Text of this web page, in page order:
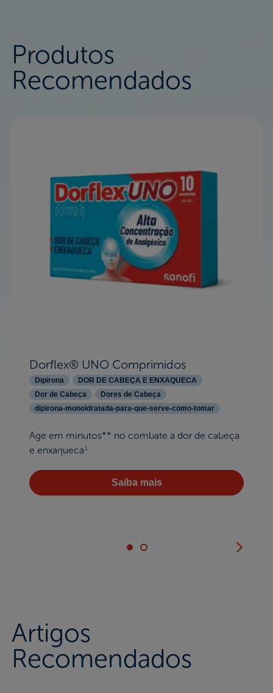
Produtos
Recomendados
Dorflex® UNO Comprimidos
Dipirona
DOR DE CABEÇA E ENXAQUECA
Dor de Cabeça
Dores de Cabeça
dipirona-monoidratada-para-que-serve-como-tomar
Age em minutos** no combate a dor de cabeça
e enxaqueca1
Saiba mais
Artigos
Recomendados